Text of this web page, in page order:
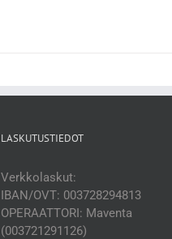
LASKUTUSTIEDOT
Verkkolaskut:
IBAN/OVT: 003728294813
OPERAATTORI: Maventa
(003721291126)